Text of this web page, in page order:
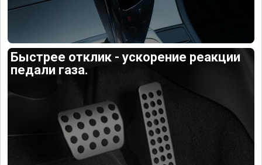
Быстрее отклик - ускорение реакции
педали газа.